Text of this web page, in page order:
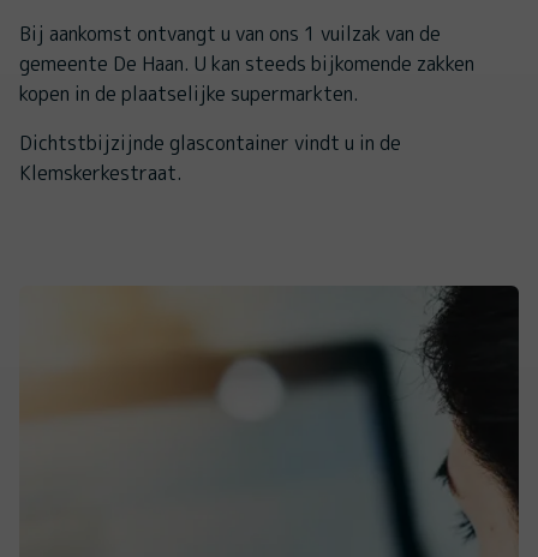
Bij aankomst ontvangt u van ons 1 vuilzak van de
gemeente De Haan. U kan steeds bijkomende zakken
kopen in de plaatselijke supermarkten.
Dichtstbijzijnde glascontainer vindt u in de
Klemskerkestraat.